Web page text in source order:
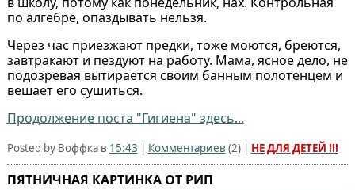
по алгебре, опаздывать нельзя.
Через час приезжают предки, тоже моются, бреются,
завтракают и пездуют на работу. Мама, ясное дело, не
подозревая вытирается своим банным полотенцем и
вешает его сушиться.
Продолжение поста "Гигиена" здесь...
Posted by Воффка в 15:43 Комментариев (2) | НЕ ДЛЯ ДЕТЕЙ !!!
ПЯТНИЧНАЯ КАРТИНКА ОТ РИП